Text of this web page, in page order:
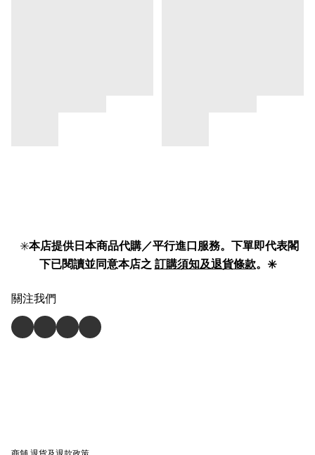
✳️本店提供日本商品代購／平行進口服務。下單即代表閣
下已閱讀並同意本店之 訂購須知及退貨條款。✳️
關注我們